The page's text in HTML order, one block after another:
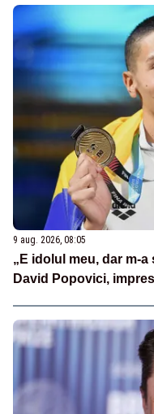
9 aug. 2026, 08:05
„E idolul meu, dar m-
David Popovici,